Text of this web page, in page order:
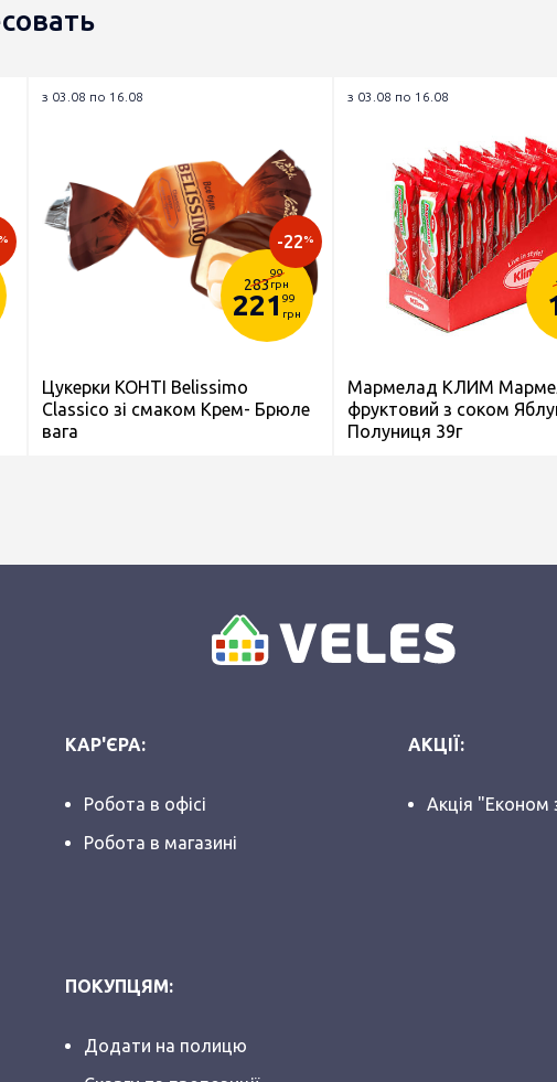
з 03.08 по 16.08
283
99
грн
221 99
грн
-22%
Цукерки КОНТІ Belissimo
Classico зі смаком Крем- Брюле
вага
з 03.08 по 16.08
Мармелад КЛИМ
фруктовий з соком
Полуниця 39г
КАР'ЄРА:
Робота в офісі
Робота в магазині
АКЦІЇ:
Акція "Економ
ПОКУПЦЯМ:
Додати на полицю